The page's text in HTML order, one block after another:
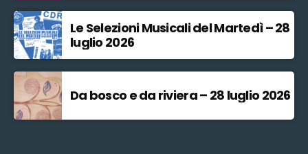
Le Selezioni Musicali del Martedì – 28
luglio 2026
Da bosco e da riviera – 28 luglio 2026